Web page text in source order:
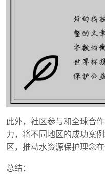
此外，社区参与和全球合
力，将不同地区的成功案
区，推动水资源保护理念
总结：